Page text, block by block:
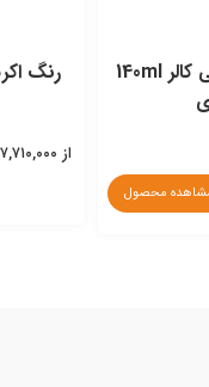
رنگ اكريليک پلی كالر 140ml
محصول
از ۷,۷۱۰,۰۰۰ - ۷,۸۸۰,۰۰۰ ریال